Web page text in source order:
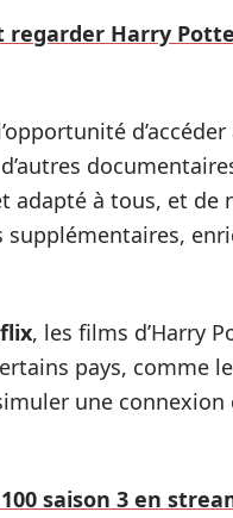
regarder Harry
adapté à tous, et de
supplémentaires,
, les films d’Harry
pays, comme le
une connexion
saison 3 en